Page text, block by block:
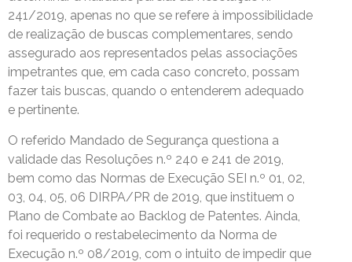
241/2019, apenas no que se refere à impossibilidade
de realização de buscas complementares, sendo
assegurado aos representados pelas associações
impetrantes que, em cada caso concreto, possam
fazer tais buscas, quando o entenderem adequado
e pertinente.
O referido Mandado de Segurança questiona a
validade das Resoluções n.º 240 e 241 de 2019,
bem como das Normas de Execução SEI n.º 01, 02,
03, 04, 05, 06 DIRPA/PR de 2019, que instituem o
Plano de Combate ao Backlog de Patentes. Ainda,
foi requerido o restabelecimento da Norma de
Execução n.º 08/2019, com o intuito de impedir que